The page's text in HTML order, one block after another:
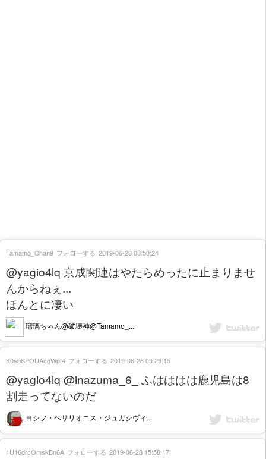
@yagio4lq 京成関連はやたらめったに止まりませ
んからねぇ...
ほんとに凄い
瑠璃ちゃん@破壊神@Tamamo_...
Tamamo_Chan9 フォローする 2019-06-28 08:50:24
@yagio4lq @inazuma_6_ ふはははは鹿児島は8
割走ってないのだ
ヨシフ・ベサリオニス・ジュガシヴィ...
K0sbSPOUAcgWpt4 フォローする 2019-06-28 09:29:15
1U16drcOmskBn6A フォローする 2019-06-28 15:58:17